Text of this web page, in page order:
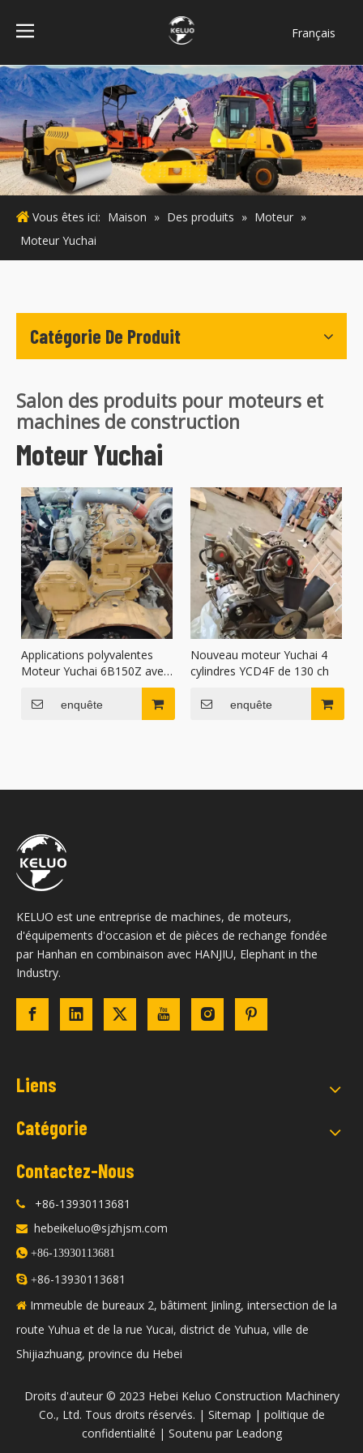
Français
Bahasa
indonesia
Türk dili
ไทย
Italiano
Deutsch
Português
Vous êtes ici: Maison » Des produits » Moteur »
Moteur Yuchai
Catégorie De Produit
Salon des produits pour moteurs et
machines de construction
Moteur Yuchai
Applications polyvalentes
Moteur Yuchai 6B150Z avec
enquête
Nouveau moteur Yuchai 4
cylindres YCD4F de 130 ch
enquête
KELUO est une entreprise de machines, de moteurs,
d'équipements d'occasion et de pièces de rechange fondée
par Hanhan en combinaison avec HANJIU, Elephant in the
Industry.
Liens
Catégorie
Contactez-Nous
 +86-13930113681
 hebeikeluo@sjzhjsm.com
 +86-13930113681
 +86-13930113681
 Immeuble de bureaux 2, bâtiment Jinling, intersection de la
route Yuhua et de la rue Yucai, district de Yuhua, ville de
Shijiazhuang, province du Hebei
​Droits d'auteur © 2023 Hebei Keluo Construction Machinery
Co., Ltd. Tous droits réservés. | Sitemap | politique de
confidentialité | Soutenu par Leadong